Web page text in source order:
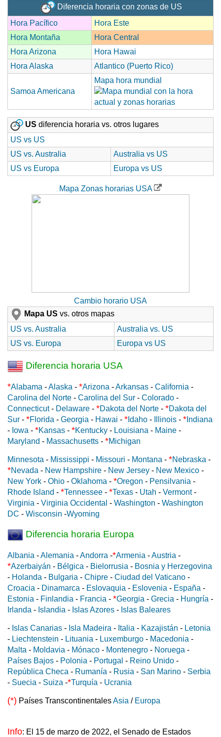
Diferencia horaria con zonas de US
Hora Pacífico
Hora Este
Hora Montaña
Hora Central
Hora Arizona
Hora Hawai
Hora Alaska
Atlantico (Puerto Rico)
Samoa Americana
Mapa hora mundial
US diferencia horaria vs. otros lugares
US vs US
US vs. Australia
Australia vs US
US vs Europa
Europa vs US
Mapa Zonas horarias USA
Cambio horario USA
Mapa US vs. otros mapas
US vs. Australia
Australia vs. US
US vs. Europa
Europa vs US
Diferencia horaria USA
*Alabama -Alaska - *Arizona -Arkansas - California -
Carolina del Norte - Carolina del Sur - Colorado -
Connecticut- Delaware - *Dakota del Norte - *Dakota del
Sur - *Florida - Georgia - Hawai - * Idaho - Illinois - * Indiana
- Iowa - *Kansas - *Kentucky - Louisiana - Maine -
Maryland - Massachusetts - *Michigan
Minnesota - Mississippi - Missouri - Montana - *Nebraska -
*Nevada - New Hampshire - New Jersey - New Mexico -
New York - Ohio - Oklahoma - *Oregon - Pensilvania -
Rhode Island - *Tennessee - *Texas - Utah - Vermont-
Virginia - Virginia Occidental - Washington - Washington
DC - Wisconsin -Wyoming
Diferencia horaria Europa
Albania -Alemania -Andorra -*Armenia -Austria -
*Azerbaiyán - Bélgica - Bielorrusia - Bosnia y Herzegovina
- Holanda - Bulgaria - Chipre - Ciudad del Vaticano -
Croacia - Dinamarca - Eslovaquia - Eslovenia - España -
Estonia - Finlandia - Francia - *Georgia - Grecia - Hungría -
Irlanda - Islandia - Islas Azores - Islas Baleares
- Islas Canarias - Isla Madeira - Italia - Kazajistán - Letonia
- Liechtenstein - Lituania - Luxemburgo - Macedonia -
Malta - Moldavia - Mónaco - Montenegro - Noruega -
Países Bajos - Polonia - Portugal - Reino Unido -
República Checa - Rumanía - Rusia - San Marino - Serbia
- Suecia - Suiza -*Turquía - Ucrania
(*) Países TranscontinentalesAsia / Europa
Info: El 15 de marzo de 2022, el Senado de Estados